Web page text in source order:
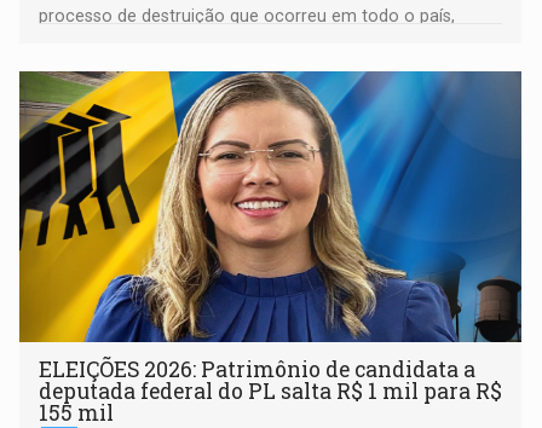
processo de destruição que ocorreu em todo o país,
ELEIÇÕES 2026: Patrimônio de candidata a
deputada federal do PL salta R$ 1 mil para R$
155 mil